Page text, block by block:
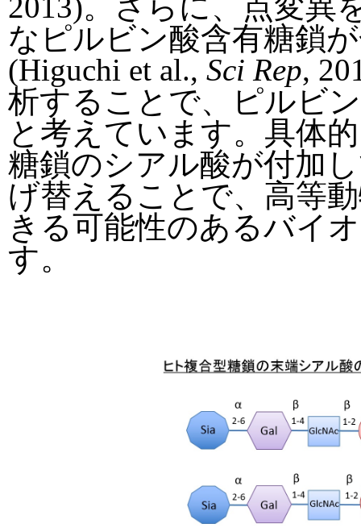
なピルビン酸含有糖鎖
(Higuchi et al., Sci Rep,
析することで、ピルビ
と考えています。具体
糖鎖のシアル酸が付加
げ替えることで、高等
きる可能性のあるバイ
す。